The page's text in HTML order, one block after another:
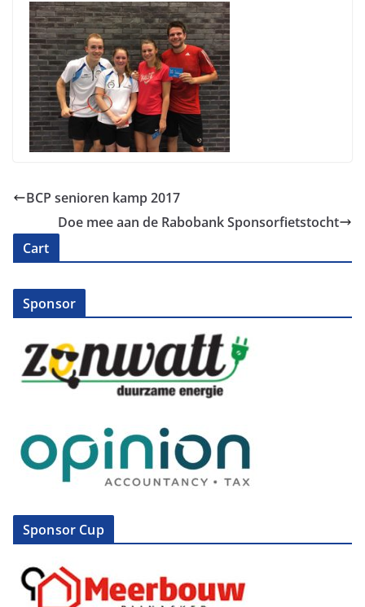
BCP senioren kamp 2017
Doe mee aan de Rabobank Sponsorfietstocht
Cart
Sponsor
Sponsor Cup